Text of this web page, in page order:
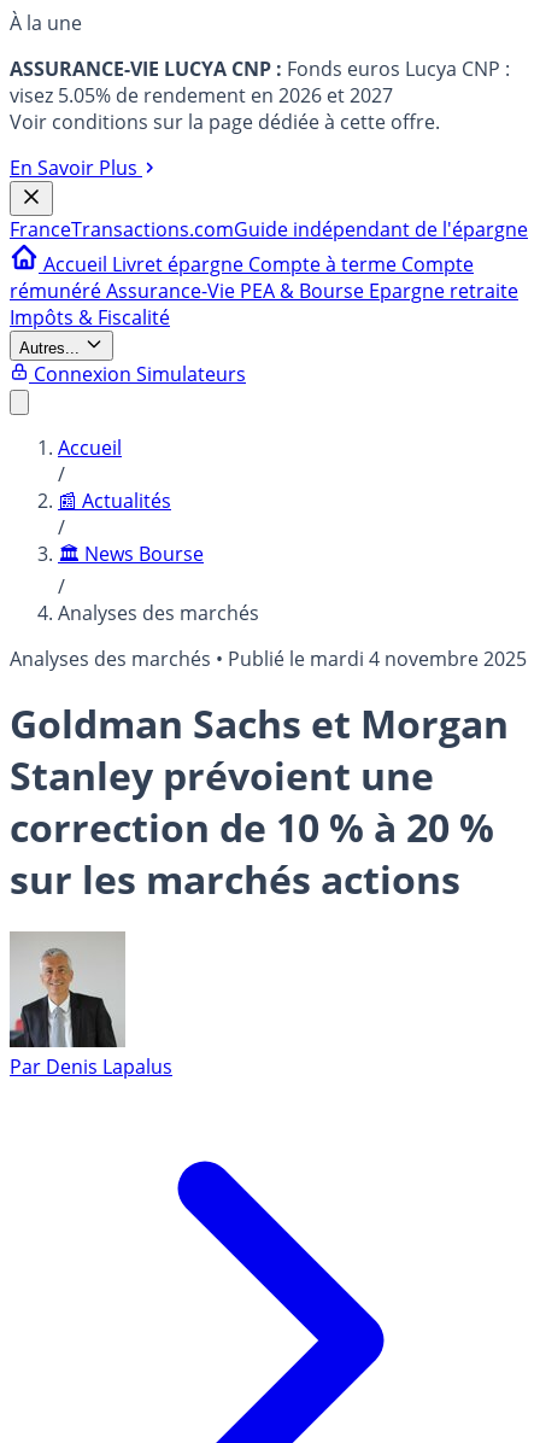
À la une
ASSURANCE-VIE LUCYA CNP : Fonds euros Lucya CNP :
visez 5.05% de rendement en 2026 et 2027
Voir conditions sur la page dédiée à cette offre.
En Savoir Plus
FranceTransactions.comGuide indépendant de l'épargne
Accueil Livret épargne Compte à terme Compte
rémunéréAssurance-Vie PEA & Bourse Epargne retraite
Impôts & Fiscalité
Autres...
Connexion Simulateurs
Accueil
/
📰 Actualités
/
🏛️ News Bourse
/
Analyses des marchés
Analyses des marchés • Publié le mardi 4 novembre 2025
Goldman Sachs et Morgan
Stanley prévoient une
correction de 10 % à 20 %
sur les marchés actions
Par Denis Lapalus